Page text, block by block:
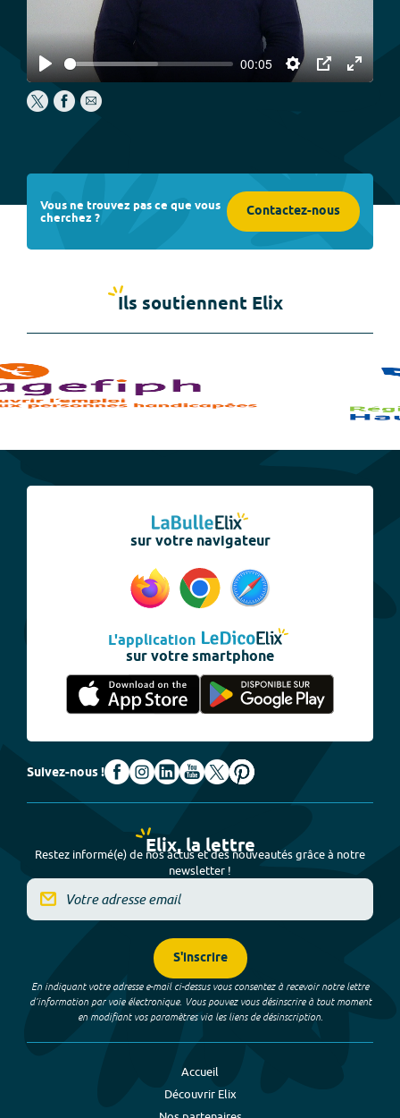
Play
00:05
Settings
PIP
Enter
Vous ne trouvez pas ce que vous
cherchez ? Contactez-nous
Ils soutiennent Elix
sur votre navigateur
L'application
sur votre smartphone
Suivez-nous !
Elix, la lettre
Restez informé(e) de nos actus et des nouveautés grâce à notre
newsletter !
S'inscrire
En indiquant votre adresse e-mail ci-dessus vous consentez à recevoir notre lettre
d’information par voie électronique. Vous pouvez vous désinscrire à tout moment
en modifiant vos paramètres via les liens de désinscription.
Accueil
Découvrir Elix